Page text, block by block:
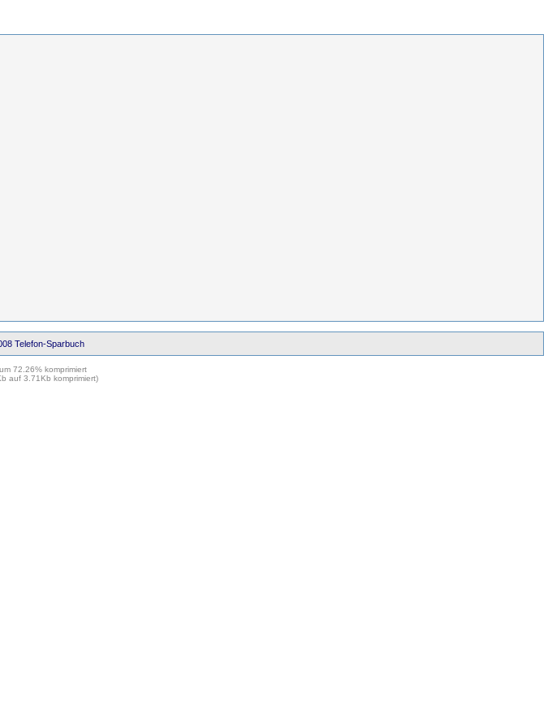
Telefon-Sparbuch
72.26% komprimiert
auf 3.71Kb komprimiert)